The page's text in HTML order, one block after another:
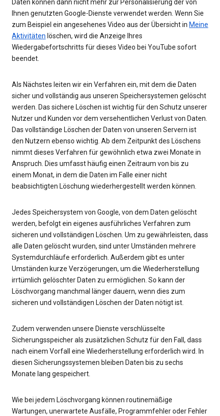
Daten können dann nicht mehr zur Personalisierung der von
Ihnen genutzten Google-Dienste verwendet werden. Wenn Sie
zum Beispiel ein angesehenes Video aus der Übersicht in Meine
Aktivitäten löschen, wird die Anzeige Ihres
Wiedergabefortschritts für dieses Video bei YouTube sofort
beendet.
Als Nächstes leiten wir ein Verfahren ein, mit dem die Daten
sicher und vollständig aus unseren Speichersystemen gelöscht
werden. Das sichere Löschen ist wichtig für den Schutz unserer
Nutzer und Kunden vor dem versehentlichen Verlust von Daten.
Das vollständige Löschen der Daten von unseren Servern ist
den Nutzern ebenso wichtig. Ab dem Zeitpunkt des Löschens
nimmt dieses Verfahren für gewöhnlich etwa zwei Monate in
Anspruch. Dies umfasst häufig einen Zeitraum von bis zu
einem Monat, in dem die Daten im Falle einer nicht
beabsichtigten Löschung wiederhergestellt werden können.
Jedes Speichersystem von Google, von dem Daten gelöscht
werden, befolgt ein eigenes ausführliches Verfahren zum
sicheren und vollständigen Löschen. Um zu gewährleisten, dass
alle Daten gelöscht wurden, sind unter Umständen mehrere
Systemdurchläufe erforderlich. Außerdem gibt es unter
Umständen kurze Verzögerungen, um die Wiederherstellung
irrtümlich gelöschter Daten zu ermöglichen. So kann der
Löschvorgang manchmal länger dauern, wenn dies zum
sicheren und vollständigen Löschen der Daten nötigt ist.
Zudem verwenden unsere Dienste verschlüsselte
Sicherungsspeicher als zusätzlichen Schutz für den Fall, dass
nach einem Vorfall eine Wiederherstellung erforderlich wird. In
diesen Sicherungssystemen bleiben Daten bis zu sechs
Monate lang gespeichert.
Wie bei jedem Löschvorgang können routinemäßige
Wartungen, unerwartete Ausfälle, Programmfehler oder Fehler